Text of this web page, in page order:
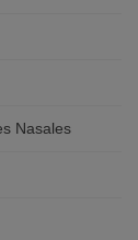
Nasales